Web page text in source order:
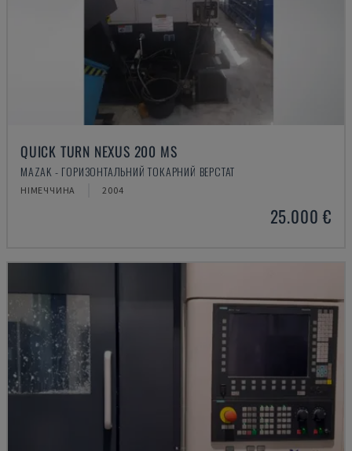
QUICK TURN NEXUS 200 MS
MAZAK - ГОРИЗОНТАЛЬНИЙ ТОКАРНИЙ ВЕРСТАТ
НІМЕЧЧИНА 2004
25.000 €